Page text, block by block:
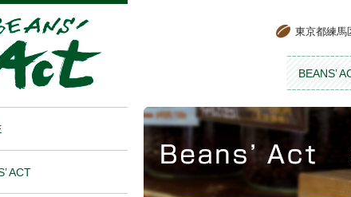
東京都練馬
BEANS’
ACT